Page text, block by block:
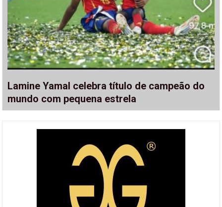
Lamine Yamal celebra título de campeão do
mundo com pequena estrela